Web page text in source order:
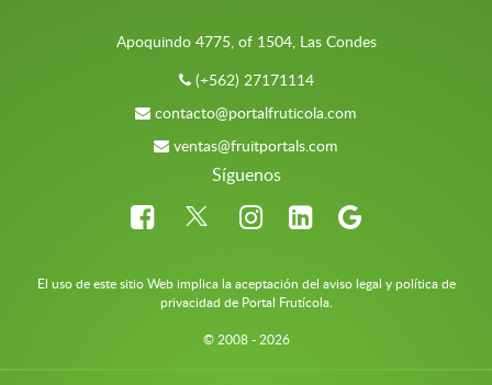
Apoquindo 4775, of 1504, Las Condes
(+562) 27171114
contacto@portalfruticola.com
ventas@fruitportals.com
Síguenos
El uso de este sitio Web implica la aceptación del aviso legal y política de
privacidad de Portal Frutícola.
© 2008 - 2026